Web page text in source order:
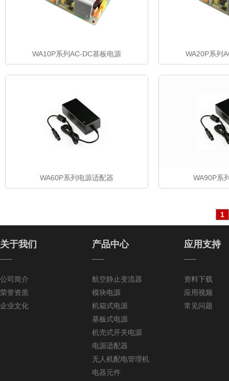
WA10P系列AC-DC基板电源 WA20P系列
WA60P系列电源适配器 WA90P系
1
关于我们
——
公司简介
荣誉资质
企业文化
产品中心
——
航空静止变流器
模块电源
机箱式电源
基板式电源
机壳式开关电源
电源适配器
无人机配电管理机
电器元件
应用支持
——
资料下载
应用视频
常见问题